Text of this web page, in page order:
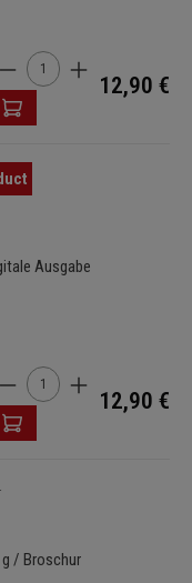
Anzahl: Gib
12,90 €
Ausgabe
Anzahl: Gib
12,90 €
/ Broschur